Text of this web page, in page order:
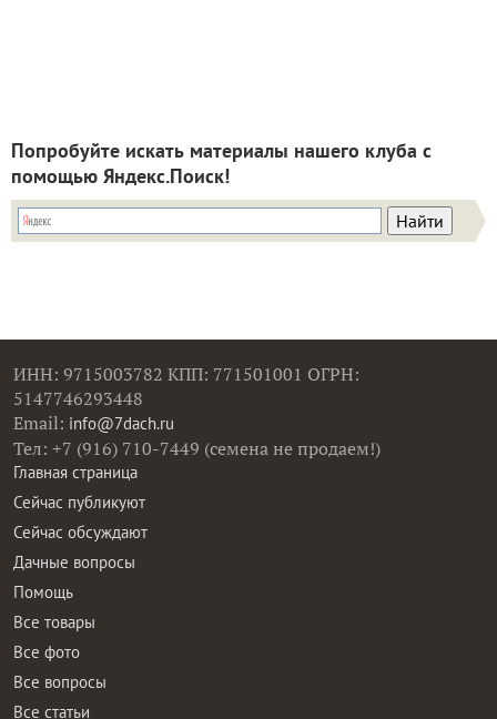
Попробуйте искать материалы нашего клуба с
помощью Яндекс.Поиск!
ИНН: 9715003782 КПП: 771501001 ОГРН:
5147746293448
Email: info@7dach.ru
Тел: +7 (916) 710-7449 (семена не продаем!)
Главная страница
Сейчас публикуют
Сейчас обсуждают
Дачные вопросы
Помощь
Все товары
Все фото
Все вопросы
Все статьи